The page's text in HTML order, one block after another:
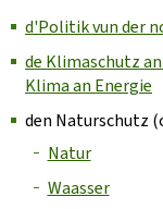
d'Politik vun der
de Klimaschutz
Klima an Energie
den Naturschutz
Natur
Waasser